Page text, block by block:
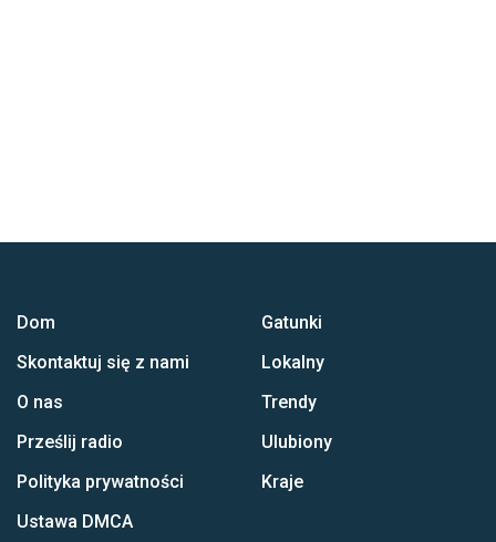
Dom
Skontaktuj się z nami
O nas
Prześlij radio
Polityka prywatności
Ustawa DMCA
Gatunki
Lokalny
Trendy
Ulubiony
Kraje